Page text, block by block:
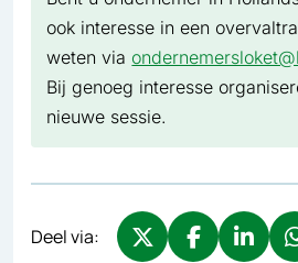
ook interesse in een
weten via
Bij genoeg interesse
nieuwe sessie.
Deel via: